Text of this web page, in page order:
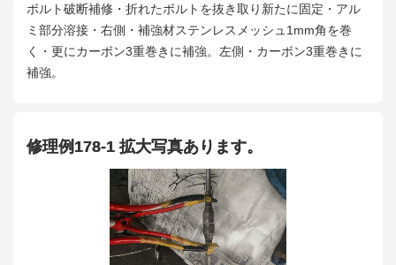
ボルト破断補修・折れたボルトを抜き取り新たに固定・アル
ミ部分溶接・右側・補強材ステンレスメッシュ1mm角を巻
く・更にカーボン3重巻きに補強。左側・カーボン3重巻きに
補強。
修理例178-1 拡大写真あります。